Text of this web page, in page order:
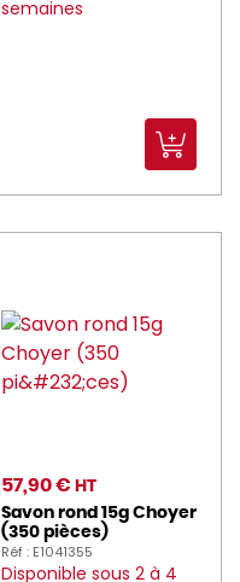
semaines
57,90 € HT
Savon rond 15g Choyer
(350 pièces)
Réf : E1041355
Disponible sous 2 à 4